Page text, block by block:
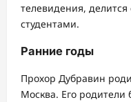
телевидения,
студентами.
Ранние годы
Прохор Дубравин
Москва. Его